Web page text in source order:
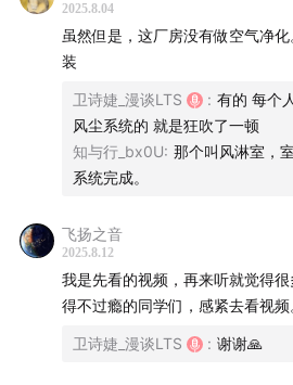
与传统工业级机器人不同，A2W
术，实现了泛化性，并以通用性为
独立规划、执行任务。
在具身智能爆火的2025，这是全
呈现机器人进入工业场景常态化作
现场，我 对三位机器人行业专家进
字版👉《直击人形机器人在工厂
智元机器人》），还和另一台人形
好兄弟远征A2，一起搭档主持。非
这场直播的视频，欢迎关注我的
2025.8.04
虽然但是，这厂房没有做空气净
装
卫诗婕_漫谈LTS : 有的 每个
风尘系统的 就是狂吹了一顿
知与行_bx0U: 那个叫风淋室，
系统完成。
飞扬之音
2025.8.12
我是先看的视频，再来听就觉得
得不过瘾的同学们，感紧去看视频
卫诗婕_漫谈LTS : 谢谢🙏